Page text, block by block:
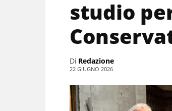
studio
Di Redazione
22 GIUGNO 2026